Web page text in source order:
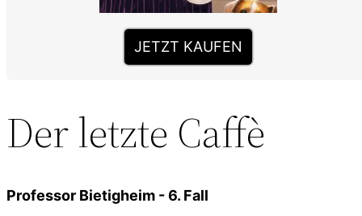
JETZT KAUFEN
Der letzte Caffè
Professor Bietigheim - 6. Fall